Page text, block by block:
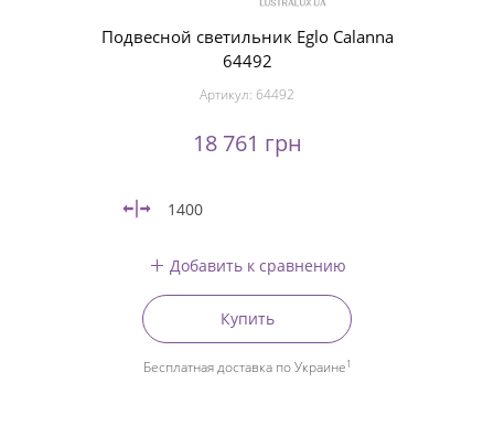
Подвесной светильник Eglo Calanna
64492
Артикул: 64492
18 761 грн
1400
Добавить к сравнению
Купить
Бесплатная доставка по Украине1